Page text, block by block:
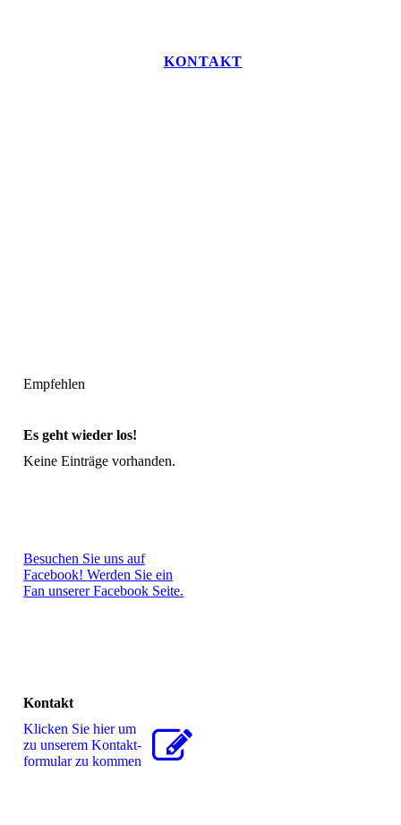
KONTAKT
Empfehlen
Es geht wieder los!
Keine Einträge vorhanden.
Besuchen Sie uns auf
Facebook! Werden Sie ein
Fan unserer Facebook Seite.
Kontakt
Klicken Sie hier um
zu unserem Kon­takt­
for­mu­lar zu kommen